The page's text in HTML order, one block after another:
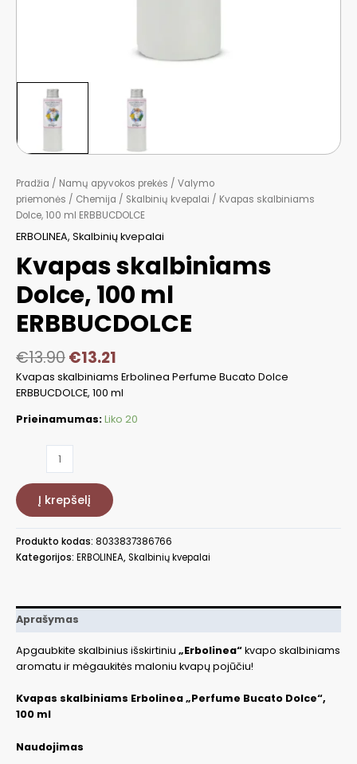
Pradžia / Namų apyvokos prekės / Valymo
priemonės / Chemija / Skalbinių kvepalai / Kvapas skalbiniams
Dolce, 100 ml ERBBUCDOLCE
ERBOLINEA, Skalbinių kvepalai
Kvapas skalbiniams
Dolce, 100 ml
ERBBUCDOLCE
€13.90€13.21
Kvapas skalbiniams Erbolinea Perfume Bucato Dolce
ERBBUCDOLCE, 100 ml
Prieinamumas:Liko 20
Kvapas
skalbiniams
Dolce,
ml
ERBBUCDOLCE
Į krepšelį
Produkto kodas: 8033837386766
Kategorijos: ERBOLINEA,Skalbinių kvepalai
Aprašymas
Apgaubkite skalbinius išskirtiniu „Erbolinea“kvapo skalbiniams
aromatu ir mėgaukitės maloniu kvapų pojūčiu!
Kvapas skalbiniams Erbolinea „Perfume Bucato Dolce“,
100 ml
Naudojimas